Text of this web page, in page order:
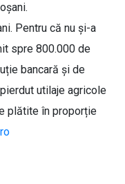
Pentru că nu și-a
spre 800.000 de
bancară și de
utilaje agricole
plătite în proporție